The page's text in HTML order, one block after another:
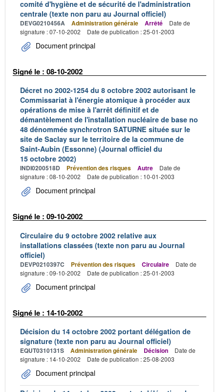
comité d'hygiène et de sécurité de l'administration
centrale (texte non paru au Journal officiel)
DEVG0210456A Administration générale Arrêté
Date de
signature : 07-10-2002
Date de publication : 25-01-2003
Document principal
Signé le : 08-10-2002
Décret no 2002-1254 du 8 octobre 2002 autorisant le
Commissariat à l'énergie atomique à procéder aux
opérations de mise à l'arrêt définitif et de
démantèlement de l'installation nucléaire de base no
48 dénommée synchrotron SATURNE située sur le
site de Saclay sur le territoire de la commune de
Saint-Aubin (Essonne) (Journal officiel du
15 octobre 2002)
INDI0200518D Prévention des risques Autre
Date de
signature : 08-10-2002
Date de publication : 10-01-2003
Document principal
Signé le : 09-10-2002
Circulaire du 9 octobre 2002 relative aux
installations classées (texte non paru au Journal
officiel)
DEVP0210397C Prévention des risques Circulaire
Date de
signature : 09-10-2002
Date de publication : 25-01-2003
Document principal
Signé le : 14-10-2002
Décision du 14 octobre 2002 portant délégation de
signature (texte non paru au Journal officiel)
EQUT0310131S Administration générale Décision
Date de
signature : 14-10-2002
Date de publication : 25-08-2003
Document principal